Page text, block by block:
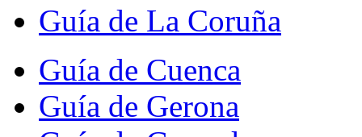
Guía de La Coruña
Guía de Cuenca
Guía de Gerona